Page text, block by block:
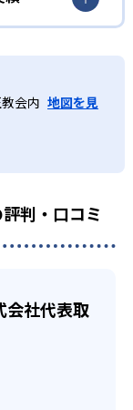
教えてもらう
ぶ姿勢を身に
、自らの学習
囲も学習でき
いる。
タイル
の習い事で忙し
とも可能だ。
ども向け
る気を引き出せ
たりしてい
向け
ジュールに合わ
に相談可能
できる。ま
相応したレベ
損ねたり、簡
・国語の3教
他塾を検討す
ていない。志
会内 地図を見
判・口コミ
会社代表取